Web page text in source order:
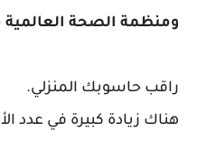
ومنظمة الصحة العالمية
راقب حاسوبك المنزلي.
هناك زيادة كبيرة في عدد